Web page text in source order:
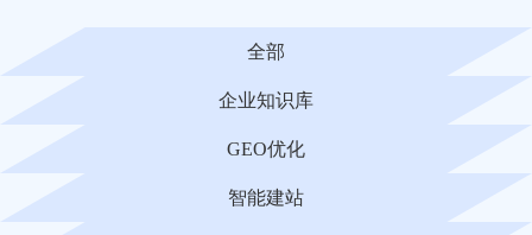
全部
企业知识库
GEO优化
智能建站